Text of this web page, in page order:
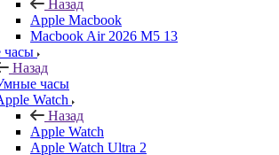
Назад
Apple Macbook
Macbook Air 2026 M5 13
Назад
часы
Watch
Назад
Apple Watch
Apple Watch Ultra 2